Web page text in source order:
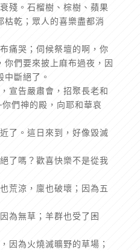
殘。石榴樹、棕樹、蘋果
枯乾；眾人的喜樂盡都消
痛哭；伺候祭壇的啊，你
你們要來披上麻布過夜，因
斷絕了。
宣告嚴肅會，招聚長老和
們神的殿，向耶和華哀
了。這日來到，好像毀滅
了嗎？歡喜快樂不是從我
荒涼，廩也破壞；因為五
為無草；羊群也受了困
因為火燒滅曠野的草場；